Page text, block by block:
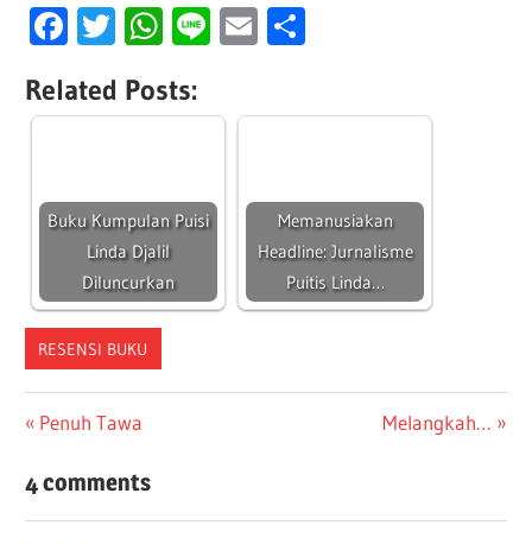
Facebook
Twitter
WhatsApp
LineEmail
Related Posts:
Buku Kumpulan Puisi
Linda Djalil
Diluncurkan
Memanusiakan
Headline: Jurnalisme
Puitis Linda…
RESENSI BUKU
Post
navigation
Previous
Penuh Tawa
Next
Melangkah…
4 comments